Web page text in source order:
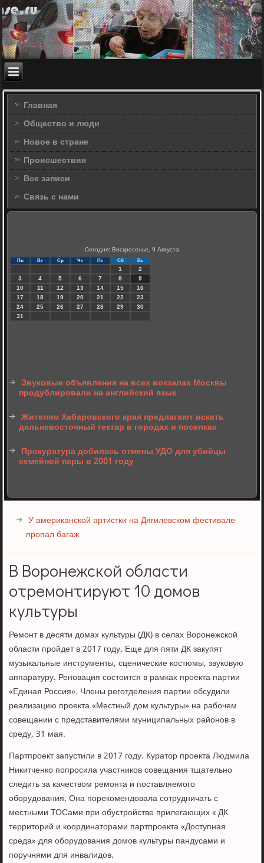
Главная
Общество и люди
Новое в стране
Происшествия
Все записи
Связь с нами
Сегодня: Воскресенье, 9 Августа
Пн Вт Ср Чт Пт Сб Вс
1
2
3
4 5 6 7 8
9
10
11 12 13 14 15
16
17
18 19 20 21 22
23
24
25 26 27 28 29
30
31
Звуковые объявления на всех вокзалах Москвы
продублировали на английский язык
Жителям Хабаровского края предлагают искать
дальневосточный гектар в городах и поселках
Прокуратура добилась отмены УДО для убийцы
семейной пары в 2001 году
У американской артистки на Дягилевском фестивале
пропал багаж
В Воронежской области
отремонтируют 10 домов
культуры
Ремонт в десяти домах культуры (ДК) в селах Воронежской
области пройдет в 2017 году. Еще для пяти ДК закупят
музыкальные инструменты, сценические костюмы, звуковую
аппаратуру. Реновация состоится в рамках проекта партии
«Единая Россия». Члены реготделения партии обсудили
реализацию проекта «Местный дом культуры» на рабочем
совещании с представителями муниципальных районов в
среду, 31 мая.
Партпроект запустили в 2017 году. Куратор проекта Людмила
Никитченко попросила участников совещания тщательно
следить за качеством ремонта и поставляемого
оборудования. Она порекомендовала сотрудничать с
местными ТОСами при обустройстве прилегающих к ДК
территорий и координаторами партпроекта «Доступная
среда» для оборудования домов культуры пандусами и
поручнями для инвалидов.